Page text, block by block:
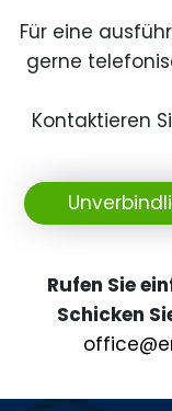
Für eine
gerne
Kontaktieren
Rufen Sie
Schicken